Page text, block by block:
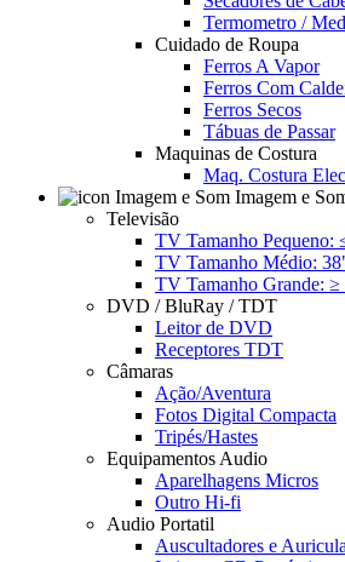
Termometro /
Cuidado de Roupa
Ferros A Vapor
Ferros Com
Ferros Secos
Tábuas de Passar
Maquinas de Costura
Maq. Costura
Imagem e
Televisão
TV Tamanho Pequeno:
TV Tamanho Médio:
TV Tamanho Grande: ≥
DVD / BluRay / TDT
Leitor de DVD
Receptores TDT
Câmaras
Ação/Aventura
Fotos Digital Compacta
Tripés/Hastes
Equipamentos Audio
Aparelhagens Micros
Outro Hi-fi
Audio Portatil
Auscultadores e